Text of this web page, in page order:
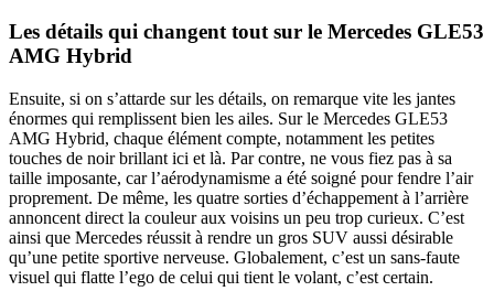
Les détails qui changent tout sur le Mercedes GLE53
AMG Hybrid
Ensuite, si on s’attarde sur les détails, on remarque vite les jantes
énormes qui remplissent bien les ailes. Sur le Mercedes GLE53
AMG Hybrid, chaque élément compte, notamment les petites
touches de noir brillant ici et là. Par contre, ne vous fiez pas à sa
taille imposante, car l’aérodynamisme a été soigné pour fendre l’air
proprement. De même, les quatre sorties d’échappement à l’arrière
annoncent direct la couleur aux voisins un peu trop curieux. C’est
ainsi que Mercedes réussit à rendre un gros SUV aussi désirable
qu’une petite sportive nerveuse. Globalement, c’est un sans-faute
visuel qui flatte l’ego de celui qui tient le volant, c’est certain.